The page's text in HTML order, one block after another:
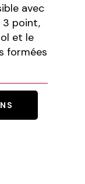
avec
point,
et le
formées